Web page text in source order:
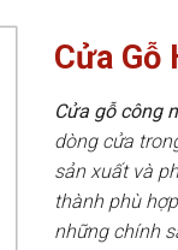
Cửa Gỗ
Cửa gỗ công
dòng cửa
sản xuất và
thành phù
những chính